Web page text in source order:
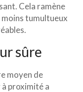
Cela ramène
moins tumultueux
sûre
moyen de
proximité a